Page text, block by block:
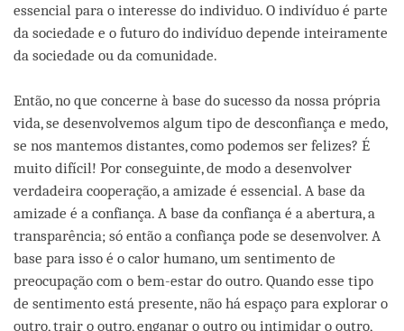
essencial para o interesse do individuo. O indivíduo é parte
da sociedade e o futuro do indivíduo depende inteiramente
da sociedade ou da comunidade.
Então, no que concerne à base do sucesso da nossa própria
vida, se desenvolvemos algum tipo de desconfiança e medo,
se nos mantemos distantes, como podemos ser felizes? É
muito difícil! Por conseguinte, de modo a desenvolver
verdadeira cooperação, a amizade é essencial. A base da
amizade é a confiança. A base da confiança é a abertura, a
transparência; só então a confiança pode se desenvolver. A
base para isso é o calor humano, um sentimento de
preocupação com o bem-estar do outro. Quando esse tipo
de sentimento está presente, não há espaço para explorar o
outro, trair o outro, enganar o outro ou intimidar o outro,